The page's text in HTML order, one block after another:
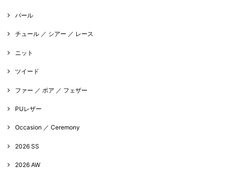
パール
チュール ／ シアー ／ レース
ニット
ツイード
ファー ／ ボア ／ フェザー
PUレザー
Occasion ／ Ceremony
2026 SS
2026 AW